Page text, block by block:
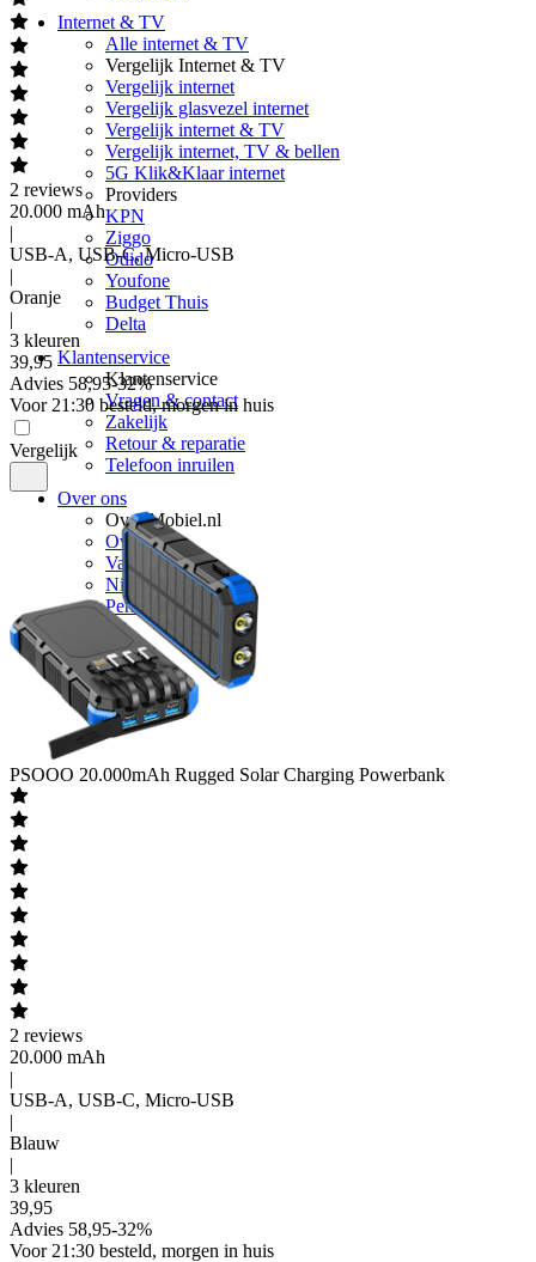
Internet & TV
Alle internet & TV
Vergelijk Internet & TV
Vergelijk internet
Vergelijk glasvezel internet
Vergelijk internet & TV
Vergelijk internet, TV & bellen
5G Klik&Klaar internet
Providers
KPN
Ziggo
Odido
Youfone
Budget Thuis
Delta
Klantenservice
Klantenservice
Vragen & contact
Zakelijk
Retour & reparatie
Telefoon inruilen
Over ons
Over Mobiel.nl
Over ons
Vacatures
Nieuws
Pers
2 reviews
20.000 mAh
|
USB-A, USB-C, Micro-USB
|
Oranje
|
3 kleuren
39,95
Advies 58,95-32%
Voor 21:30 besteld, morgen in huis
Vergelijk
PSOOO 20.000mAh Rugged Solar Charging Powerbank
2 reviews
20.000 mAh
|
USB-A, USB-C, Micro-USB
|
Blauw
|
3 kleuren
39,95
Advies 58,95-32%
Voor 21:30 besteld, morgen in huis